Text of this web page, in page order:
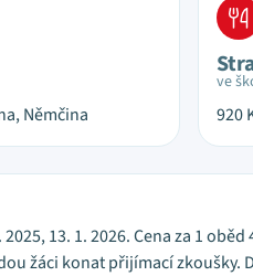
Němčina
ve
920
2025, 13. 1. 2026. Cena za 1
žáci konat přijímací zkoušky.